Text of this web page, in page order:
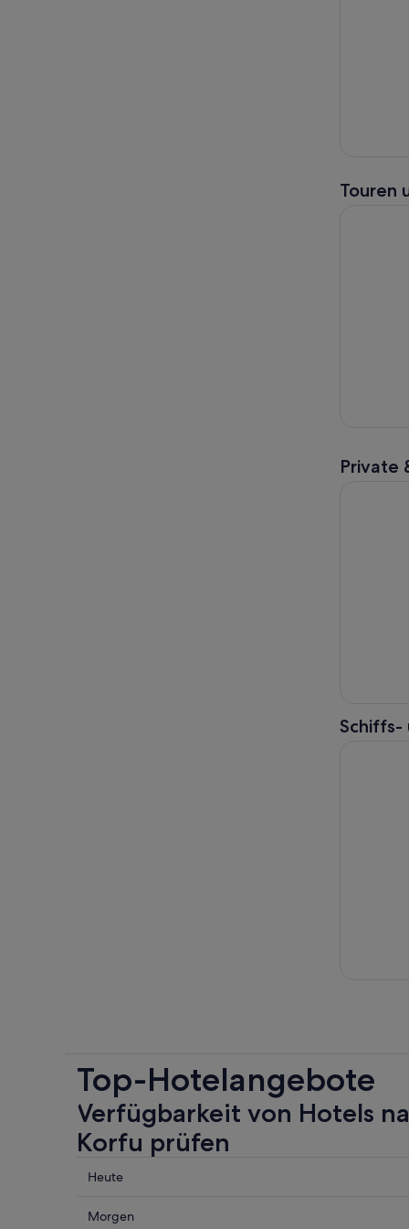
Touren
Private
Schiffs-
Top-Hotelangebote
Verfügbarkeit von Hotels
Korfu prüfen
Prüfe
Preise
Heute
Prüfe
Morgen